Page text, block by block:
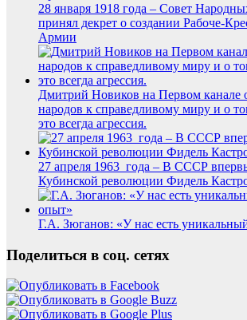
28 января 1918 года – Совет
принял декрет о создании Рабоче-
Армии
Дмитрий Новиков на Первом канале
народов к справедливому миру и о
это всегда агрессия.
27 апреля 1963 года – В СССР
Кубинской революции Фидель
Г.А. Зюганов: «У нас есть
Поделиться в соц. сетях